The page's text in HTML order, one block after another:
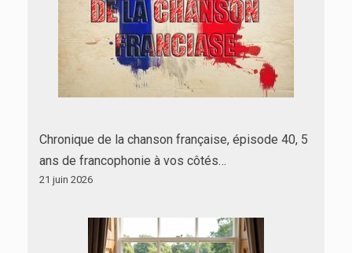
Chronique de la chanson française, épisode 40, 5
ans de francophonie à vos côtés…
21 juin 2026